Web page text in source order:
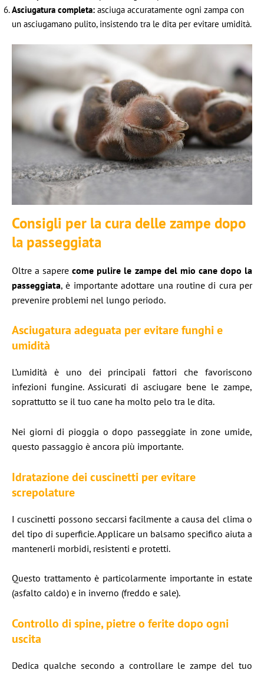
Asciugatura completa: asciuga accuratamente ogni zampa con
un asciugamano pulito, insistendo tra le dita per evitare umidità.
Consigli per la cura delle zampe dopo
la passeggiata
Oltre a saperecome pulire le zampe del mio cane dopo la
passeggiata, è importante adottare una routine di cura per
prevenire problemi nel lungo periodo.
Asciugatura adeguata per evitare funghi e
umidità
L’umidità è uno dei principali fattori che favoriscono
infezioni fungine. Assicurati di asciugare bene le zampe,
soprattutto se il tuo cane ha molto pelo tra le dita.
Nei giorni di pioggia o dopo passeggiate in zone umide,
questo passaggio è ancora più importante.
Idratazione dei cuscinetti per evitare
screpolature
I cuscinetti possono seccarsi facilmente a causa del clima o
del tipo di superficie. Applicare un balsamo specifico aiuta a
mantenerli morbidi, resistenti e protetti.
Questo trattamento è particolarmente importante in estate
(asfalto caldo) e in inverno (freddo e sale).
Controllo di spine, pietre o ferite dopo ogni
uscita
Dedica qualche secondo a controllare le zampe del tuo